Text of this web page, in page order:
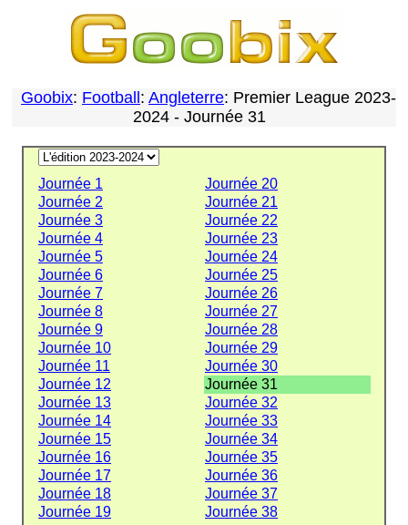
Goobix: Football : Angleterre: Premier League 2023-
2024 - Journée 31
Journée 1
Journée 20
Journée 2
Journée 21
Journée 3
Journée 22
Journée 4
Journée 23
Journée 5
Journée 24
Journée 6
Journée 25
Journée 7
Journée 26
Journée 8
Journée 27
Journée 9
Journée 28
Journée 10
Journée 29
Journée 11
Journée 30
Journée 12
Journée 31
Journée 13
Journée 32
Journée 14
Journée 33
Journée 15
Journée 34
Journée 16
Journée 35
Journée 17
Journée 36
Journée 18
Journée 37
Journée 19
Journée 38